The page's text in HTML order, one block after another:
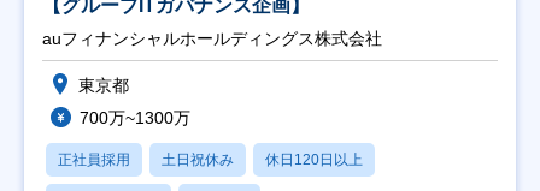
【グループITガバナンス企画】
auフィナンシャルホールディングス株式会社
東京都
700万~1300万
正社員採用 土日祝休み 休日120日以上